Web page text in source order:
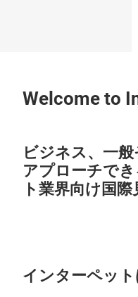
Welcome to
ビジネス、一
アプローチで
ト業界向け国際
インターペッ